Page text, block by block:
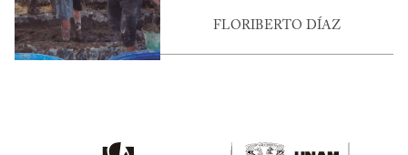
FLORIBERTO DÍAZ